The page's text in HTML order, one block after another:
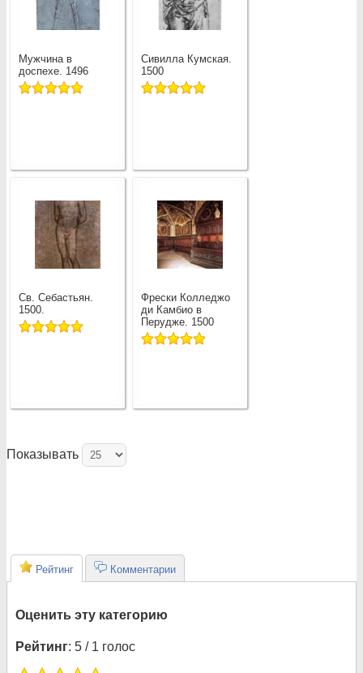
Мужчина в
доспехе. 1496
Сивилла Кумская.
1500
Св. Себастьян.
1500.
Фрески Колледжо
ди Камбио в
Перудже. 1500
Показывать
Рейтинг Комментарии
Оценить эту категорию
Рейтинг: 5 / 1 голос